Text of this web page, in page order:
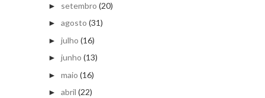
► setembro (20)
► agosto (31)
► julho (16)
► junho (13)
► maio (16)
► abril (22)